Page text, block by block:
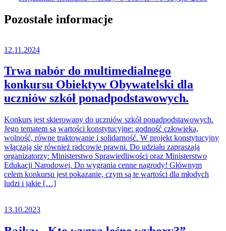
Pozostałe informacje
12.11.2024
Trwa nabór do multimedialnego
konkursu Obiektyw Obywatelski dla
uczniów szkół ponadpodstawowych.
Konkurs jest skierowany do uczniów szkół ponadpodstawowych.
Jego tematem są wartości konstytucyjne: godność człowieka,
wolność, równe traktowanie i solidarność. W projekt konstytucyjny
włączają się również radcowie prawni. Do udziału zapraszają
organizatorzy: Ministerstwo Sprawiedliwości oraz Ministerstwo
Edukacji Narodowej. Do wygrania cenne nagrody! Głównym
celem konkursu jest pokazanie, czym są te wartości dla młodych
ludzi i jakie […]
13.10.2023